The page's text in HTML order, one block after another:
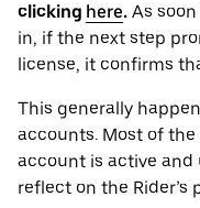
clicking here. As
in, if the next step
license, it confirms
This generally
accounts. Most of
account is active
reflect on the Rider’s